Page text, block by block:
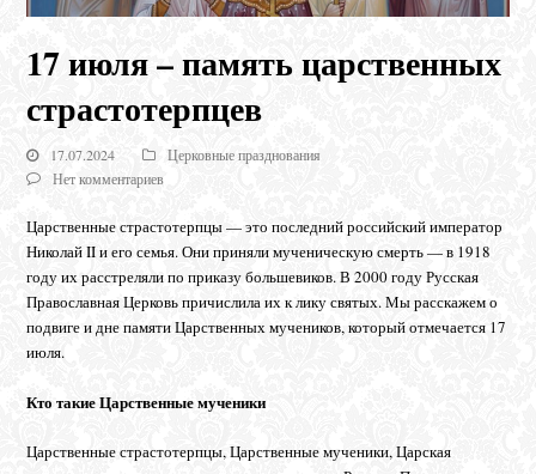
17 июля – память царственных
страстотерпцев
17.07.2024
Церковные празднования
Нет комментариев
Царственные страстотерпцы — это последний российский император
Николай II и его семья. Они приняли мученическую смерть — в 1918
году их расстреляли по приказу большевиков. В 2000 году Русская
Православная Церковь причислила их к лику святых. Мы расскажем о
подвиге и дне памяти Царственных мучеников, который отмечается 17
июля.
Кто такие Царственные мученики
Царственные страстотерпцы, Царственные мученики, Царская